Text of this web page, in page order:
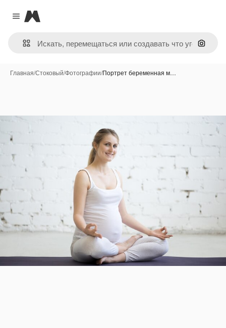
Close menu
Magnific
Поиск
Главная/Стоковый/Фотографии/Портрет беременная м…